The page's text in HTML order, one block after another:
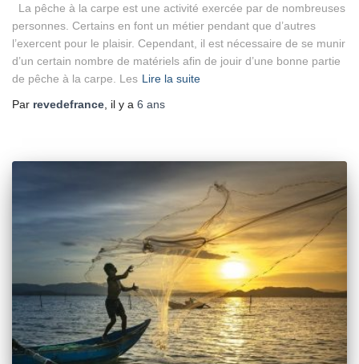
La pêche à la carpe est une activité exercée par de nombreuses
personnes. Certains en font un métier pendant que d’autres
l’exercent pour le plaisir. Cependant, il est nécessaire de se munir
d’un certain nombre de matériels afin de jouir d’une bonne partie
de pêche à la carpe. Les Lire la suite
Par revedefrance , il y a 6 ans